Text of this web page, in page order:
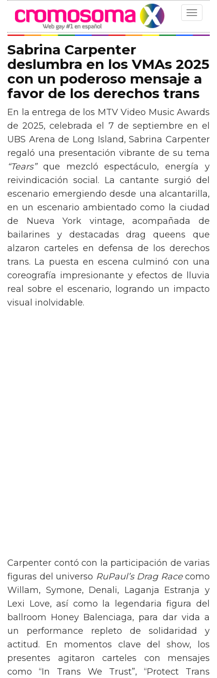
Toggle
Sabrina Carpenter
deslumbra en los VMAs 2025
con un poderoso mensaje a
favor de los derechos trans
En la entrega de los MTV Video Music Awards
de 2025, celebrada el 7 de septiembre en el
UBS Arena de Long Island, Sabrina Carpenter
regaló una presentación vibrante de su tema
“Tears”que mezcló espectáculo, energía y
reivindicación social. La cantante surgió del
escenario emergiendo desde una alcantarilla,
en un escenario ambientado como la ciudad
de Nueva York vintage, acompañada de
bailarines y destacadas drag queens que
alzaron carteles en defensa de los derechos
trans. La puesta en escena culminó con una
coreografía impresionante y efectos de lluvia
real sobre el escenario, logrando un impacto
visual inolvidable.
Carpenter contó con la participación de varias
figuras del universo RuPaul’s Drag Racecomo
Willam, Symone, Denali, Laganja Estranja y
Lexi Love, así como la legendaria figura del
ballroom Honey Balenciaga, para dar vida a
un performance repleto de solidaridad y
actitud. En momentos clave del show, los
presentes agitaron carteles con mensajes
como “In Trans We Trust”, “Protect Trans